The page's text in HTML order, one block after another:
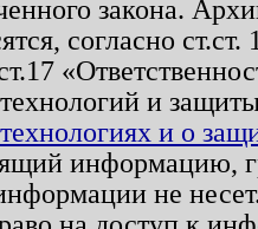
закона.
согласно
и
и о
информацию,
не